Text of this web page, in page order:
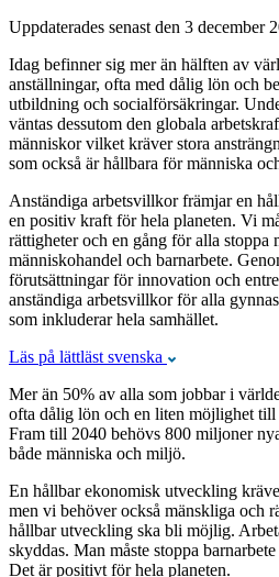
Uppdaterades senast den 3 december
Idag befinner sig mer än hälften av
anställningar, ofta med dålig lön och
utbildning och socialförsäkringar.
väntas dessutom den globala
människor vilket kräver stora
som också är hållbara för människa
Anständiga arbetsvillkor främjar en
en positiv kraft för hela planeten. Vi
rättigheter och en gång för alla stoppa
människohandel och barnarbete.
förutsättningar för innovation och
anständiga arbetsvillkor för alla
som inkluderar hela samhället.
Läs på lättläst svenska
Mer än 50% av alla som jobbar i
ofta dålig lön och en liten möjlighet
Fram till 2040 behövs 800 miljoner
både människa och miljö.
En hållbar ekonomisk utveckling
men vi behöver också mänskliga och
hållbar utveckling ska bli möjlig.
skyddas. Man måste stoppa
Det är positivt för hela planeten.